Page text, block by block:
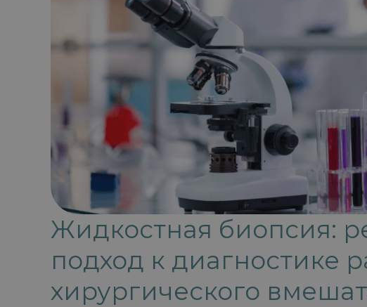
Жидкостная биопсия:
подход к диагностике
хирургического